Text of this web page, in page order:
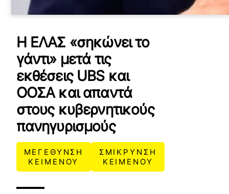
Η ΕΛΑΣ «σηκώνει το
γάντι» μετά τις
εκθέσεις UBS και
ΟΟΣΑ και απαντά
στους κυβερνητικούς
πανηγυρισμούς
ΜΕΓΕΘΥΝΣΗ
ΚΕΙΜΕΝΟΥ
ΣΜΙΚΡΥΝΣΗ
ΚΕΙΜΕΝΟΥ